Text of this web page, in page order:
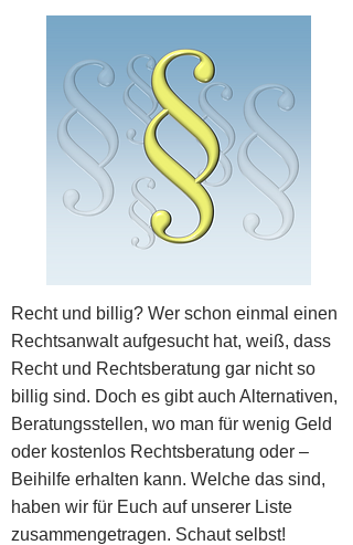
Recht und billig? Wer schon einmal einen
Rechtsanwalt aufgesucht hat, weiß, dass
Recht und Rechtsberatung gar nicht so
billig sind. Doch es gibt auch Alternativen,
Beratungsstellen, wo man für wenig Geld
oder kostenlos Rechtsberatung oder –
Beihilfe erhalten kann. Welche das sind,
haben wir für Euch auf unserer Liste
zusammengetragen. Schaut selbst!